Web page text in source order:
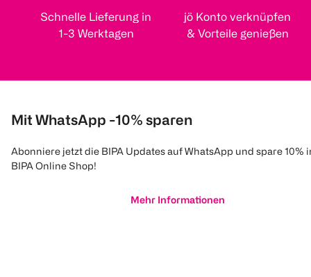
Schnelle Lieferung in
1-3 Werktagen
jö Konto verknüpfen
& Vorteile genießen
Mit WhatsApp -10% sparen
Abonniere jetzt die BIPA Updates auf WhatsApp und spare 10%
BIPA Online Shop!
Mehr Informationen